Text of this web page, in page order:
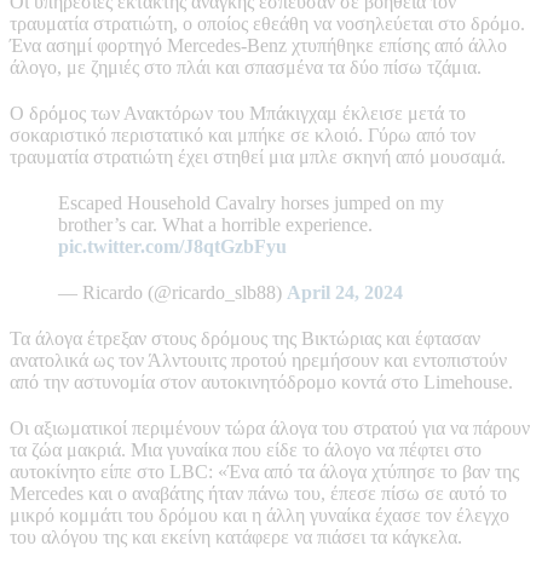
τραυματία στρατιώτη, ο οποίος εθεάθη να νοσηλεύεται στο δρόμο.
Ένα ασημί φορτηγό Mercedes-Benz χτυπήθηκε επίσης από άλλο
άλογο, με ζημιές στο πλάι και σπασμένα τα δύο πίσω τζάμια.
Ο δρόμος των Ανακτόρων του Μπάκιγχαμ έκλεισε μετά το
σοκαριστικό περιστατικό και μπήκε σε κλοιό. Γύρω από τον
τραυματία στρατιώτη έχει στηθεί μια μπλε σκηνή από μουσαμά.
Escaped Household Cavalry horses jumped on my
brother’s car. What a horrible experience.
pic.twitter.com/J8qtGzbFyu
— Ricardo (@ricardo_slb88) April 24, 2024
Τα άλογα έτρεξαν στους δρόμους της Βικτώριας και έφτασαν
ανατολικά ως τον Άλντουιτς προτού ηρεμήσουν και εντοπιστούν
από την αστυνομία στον αυτοκινητόδρομο κοντά στο Limehouse.
Οι αξιωματικοί περιμένουν τώρα άλογα του στρατού για να πάρουν
τα ζώα μακριά. Μια γυναίκα που είδε το άλογο να πέφτει στο
αυτοκίνητο είπε στο LBC: «Ένα από τα άλογα χτύπησε το βαν της
Mercedes και ο αναβάτης ήταν πάνω του, έπεσε πίσω σε αυτό το
μικρό κομμάτι του δρόμου και η άλλη γυναίκα έχασε τον έλεγχο
του αλόγου της και εκείνη κατάφερε να πιάσει τα κάγκελα.